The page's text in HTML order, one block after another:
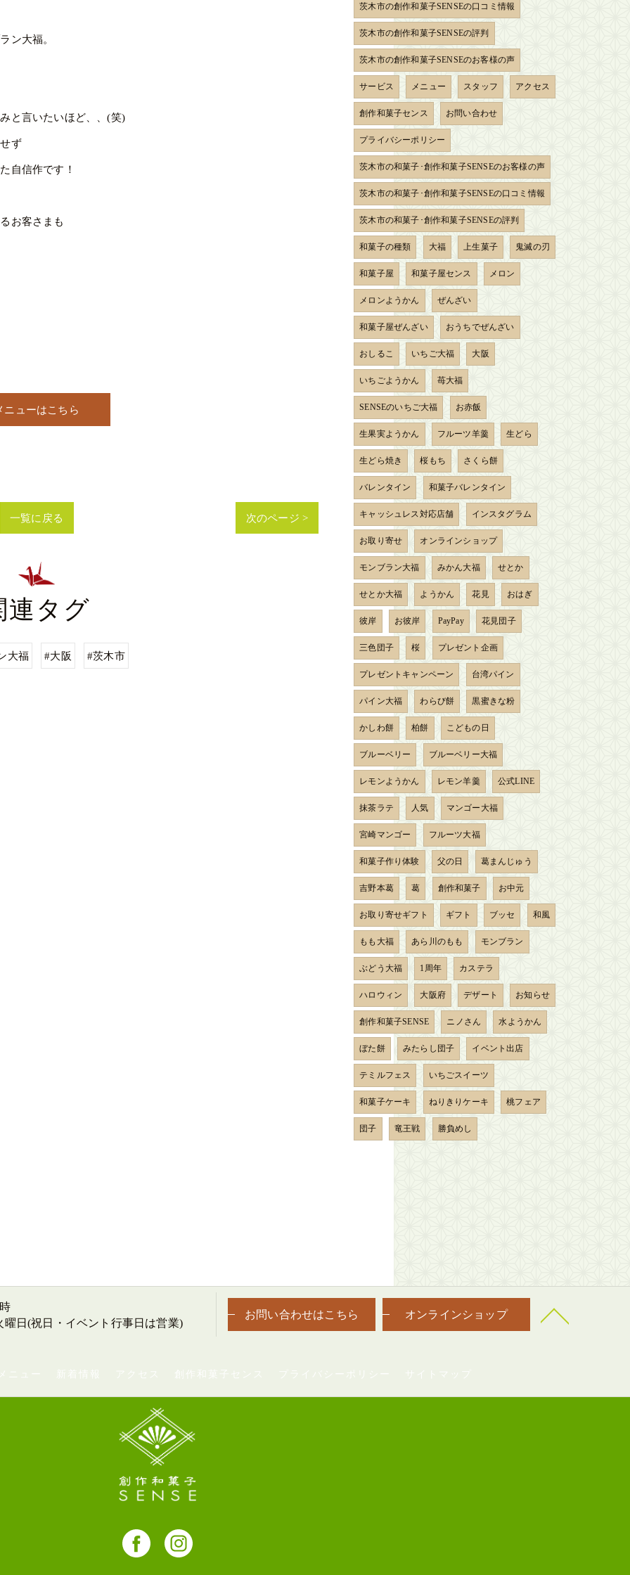
ン大福。
と言いたいほど、、(笑)
ず
自信作です！
お客さまも
ニューはこちら
一覧に戻る 次のページ >
連タグ
大福 #大阪 #茨木市
茨木市の創作和菓子SENSEの口コミ情報
茨木市の創作和菓子SENSEの評判
茨木市の創作和菓子SENSEのお客様の声
サービス メニュー スタッフ アクセス
創作和菓子センス お問い合わせ
プライバシーポリシー
茨木市の和菓子･創作和菓子SENSEのお客様の声
茨木市の和菓子･創作和菓子SENSEの口コミ情報
茨木市の和菓子･創作和菓子SENSEの評判
和菓子の種類 大福 上生菓子 鬼滅の刃
和菓子屋 和菓子屋センス メロン
メロンようかん ぜんざい
和菓子屋ぜんざい おうちでぜんざい
おしるこ いちご大福 大阪
いちごようかん 苺大福
SENSEのいちご大福 お赤飯
生果実ようかん フルーツ羊羹 生どら
生どら焼き 桜もち さくら餅
バレンタイン 和菓子バレンタイン
キャッシュレス対応店舗 インスタグラム
お取り寄せ オンラインショップ
モンブラン大福 みかん大福 せとか
せとか大福 ようかん 花見 おはぎ
彼岸 お彼岸 PayPay 花見団子
三色団子 桜 プレゼント企画
プレゼントキャンペーン 台湾パイン
パイン大福 わらび餅 黒蜜きな粉
かしわ餅 柏餅 こどもの日
ブルーベリー ブルーベリー大福
レモンようかん レモン羊羹 公式LINE
抹茶ラテ 人気 マンゴー大福
宮崎マンゴー フルーツ大福
和菓子作り体験 父の日 葛まんじゅう
吉野本葛 葛 創作和菓子 お中元
お取り寄せギフト ギフト ブッセ 和風
もも大福 あら川のもも モンブラン
ぶどう大福 1周年 カステラ
ハロウィン 大阪府 デザート お知らせ
創作和菓子SENSE ニノさん 水ようかん
ぼた餅 みたらし団子 イベント出店
テミルフェス いちごスイーツ
和菓子ケーキ ねりきりケーキ 桃フェア
団子 竜王戦 勝負めし
曜日(祝日・イベント行事日は営業)
お問い合わせはこちら オンラインショップ
メニュー 新着情報 アクセス 創作和菓子センス プライバシーポリシー サイトマップ